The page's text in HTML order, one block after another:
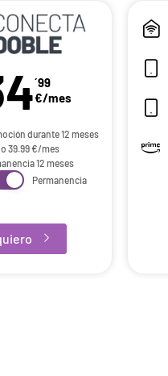
´99
€/mes
durante 12 meses
39.99€/mes
12 meses
Permanencia